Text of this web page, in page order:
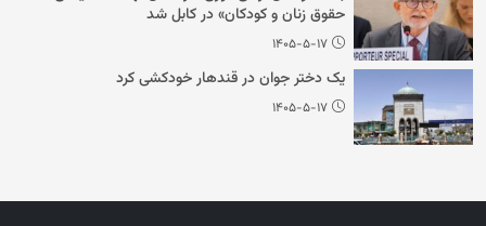
حقوق زنان و کودکان» در کابل شد
۱۴۰۵-۵-۱۷
یک دختر جوان در قندهار خودکشی کرد
۱۴۰۵-۵-۱۷